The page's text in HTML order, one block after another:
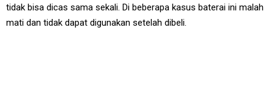
tidak bisa dicas sama sekali. Di beberapa kasus baterai ini malah
mati dan tidak dapat digunakan setelah dibeli.